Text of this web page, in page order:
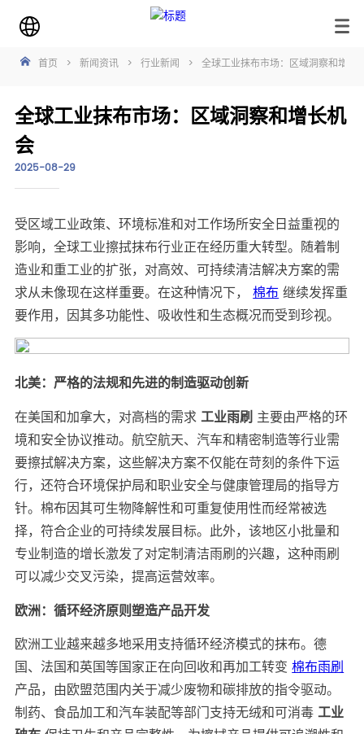
首页 > 新闻资讯 > 行业新闻 > 全球工业抹布市场：区域洞察和增长
全球工业抹布市场：区域洞察和增长机
会
2025-08-29